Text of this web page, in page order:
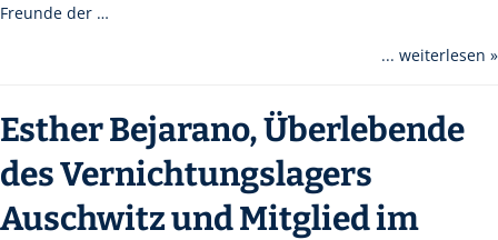
Freunde der …
... weiterlesen »
Esther Bejarano, Überlebende
des Vernichtungslagers
Auschwitz und Mitglied im